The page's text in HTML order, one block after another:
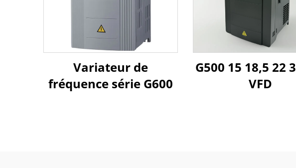
Variateur de
fréquence série G600
G500 15 18,5 22
VFD